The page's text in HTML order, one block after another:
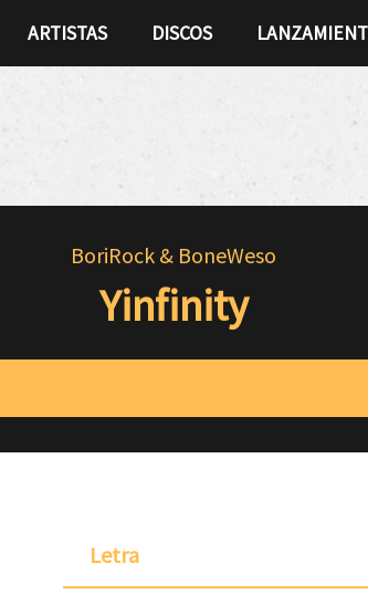
ARTISTAS DISCOS
BoriRock & BoneWeso
Yinfinity
Letra